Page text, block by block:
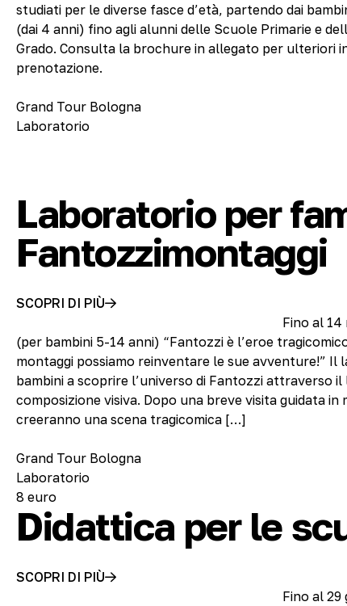
studiati per le diverse fasce d’età, partendo dai
(dai 4 anni) fino agli alunni delle Scuole Primarie e
Grado. Consulta la brochure in allegato per ulteriori
prenotazione.
Grand Tour Bologna
Laboratorio
Laboratorio per
Fantozzimontaggi
SCOPRI DI PIÙ
Fino al 14
(per bambini 5-14 anni) “Fantozzi è l’eroe
montaggi possiamo reinventare le sue avventure!” Il
bambini a scoprire l’universo di Fantozzi attraverso
composizione visiva. Dopo una breve visita guidata
creeranno una scena tragicomica […]
Grand Tour Bologna
Laboratorio
8 euro
Didattica per le
SCOPRI DI PIÙ
Fino al 29